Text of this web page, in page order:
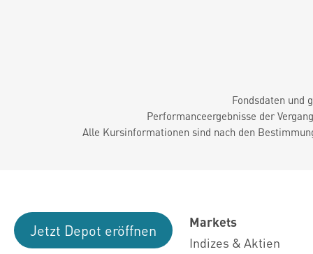
Fondsdaten und
Performanceergebnisse der
Alle Kursinformationen sind nach den
Jetzt Depot eröffnen
Markets
Indizes & Aktien